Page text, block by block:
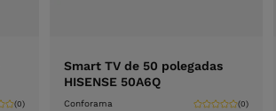
(0)
Smart TV de 50 polegadas
HISENSE 50A6Q
Conforama (0)